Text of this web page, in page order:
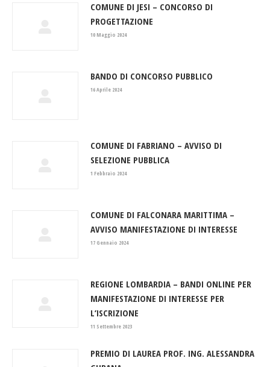
COMUNE DI JESI – CONCORSO DI
PROGETTAZIONE
10 Maggio 2024
BANDO DI CONCORSO PUBBLICO
16 Aprile 2024
COMUNE DI FABRIANO – AVVISO DI
SELEZIONE PUBBLICA
1 Febbraio 2024
COMUNE DI FALCONARA MARITTIMA –
AVVISO MANIFESTAZIONE DI INTERESSE
17 Gennaio 2024
REGIONE LOMBARDIA – BANDI ONLINE PER
MANIFESTAZIONE DI INTERESSE PER
L’ISCRIZIONE
11 Settembre 2023
PREMIO DI LAUREA PROF. ING. ALESSANDRA